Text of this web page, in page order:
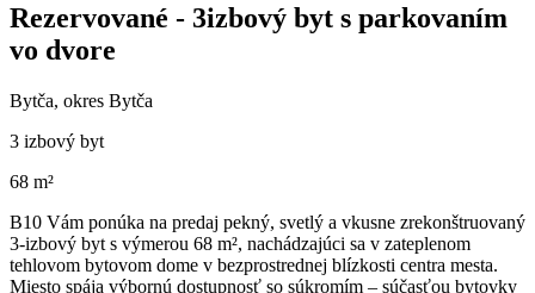
Rezervované - 3izbový byt s parkovaním
vo dvore
Bytča, okres Bytča
3 izbový byt
68 m²
B10 Vám ponúka na predaj pekný, svetlý a vkusne zrekonštruovaný
3-izbový byt s výmerou 68 m², nachádzajúci sa v zateplenom
tehlovom bytovom dome v bezprostrednej blízkosti centra mesta.
Miesto spája výbornú dostupnosť so súkromím – súčasťou bytovky